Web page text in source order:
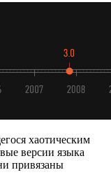
хаотическим
версии языка
привязаны